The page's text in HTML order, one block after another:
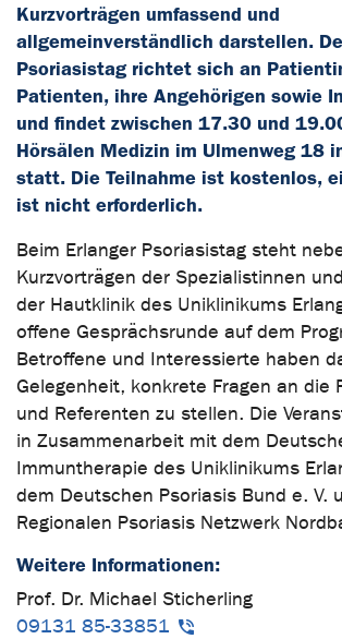
Kurzvorträgen umfassend und
allgemeinverständlich darstellen.
Psoriasistag richtet sich an
Patienten, ihre Angehörigen sowie
und findet zwischen 17.30 und
Hörsälen Medizin im Ulmenweg 18
statt. Die Teilnahme ist kostenlos,
ist nicht erforderlich.
Beim Erlanger Psoriasistag steht
Kurzvorträgen der Spezialistinnen
der Hautklinik des Uniklinikums
offene Gesprächsrunde auf dem
Betroffene und Interessierte haben
Gelegenheit, konkrete Fragen an die
und Referenten zu stellen. Die
in Zusammenarbeit mit dem
Immuntherapie des Uniklinikums
dem Deutschen Psoriasis Bund e. V.
Regionalen Psoriasis Netzwerk
Weitere Informationen:
Prof. Dr. Michael Sticherling
09131 85-33851